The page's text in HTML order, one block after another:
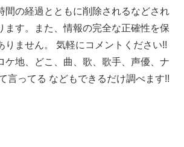
間の経過とともに削除されるなどされ
ます。また、情報の完全な正確性を保
りません。 気軽にコメントください!!
ケ地、どこ、曲、歌、歌手、声優、ナ
言ってる などもできるだけ調べます!!